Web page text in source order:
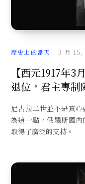
歷史上的當天 3 月 15,
【西元1917年
退位，君主專制
尼古拉二世並不是真
為這一點，俄羅斯國
取得了廣泛的支持。